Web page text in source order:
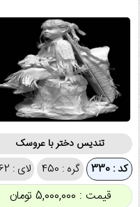
تندیس دختر با عروسک
کد : 330 گره : 450 لای : 562
قیمت : 5,000,000 تومان